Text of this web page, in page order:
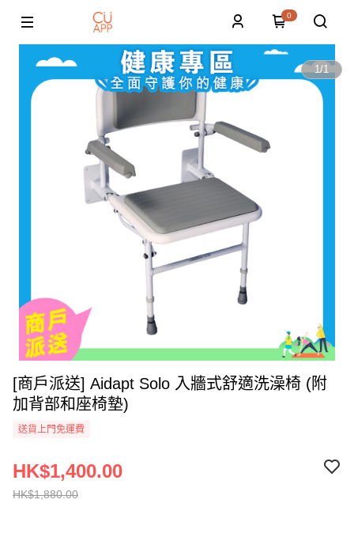
0
1/1
[商戶派送] Aidapt Solo 入牆式舒適洗澡椅 (附
加背部和座椅墊)
送貨上門免運費
HK$1,880.00
HK$1,400.00